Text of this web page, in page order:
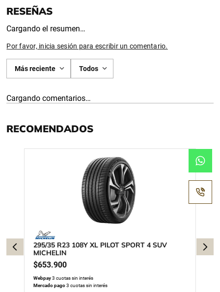
Cargando el resumen…
Por favor, inicia sesión para escribir un comentario.
Más reciente Todos
Cargando comentarios…
RECOMENDADOS
295/35 R23 108Y XL PILOT SPORT 4 SUV
MICHELIN
$653.900
Webpay3 cuotas sin interés
Mercado pago3 cuotas sin interés